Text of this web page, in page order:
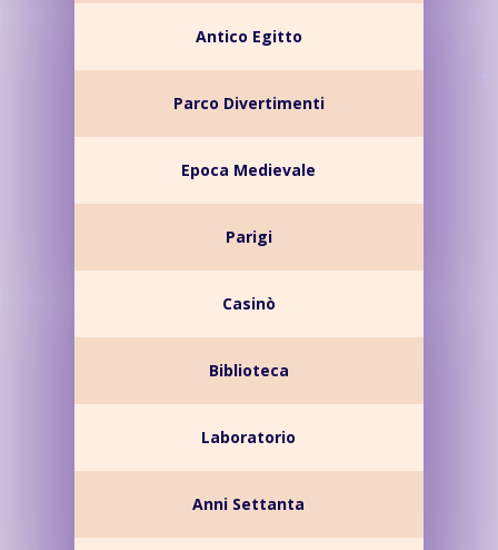
Antico Egitto
Parco Divertimenti
Epoca Medievale
Parigi
Casinò
Biblioteca
Laboratorio
Anni Settanta